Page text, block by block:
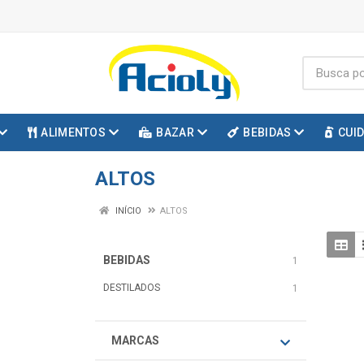
ALIMENTOS BAZAR BEBIDAS
ALTOS
INÍCIO ALTOS
BEBIDAS 1
DESTILADOS 1
MARCAS